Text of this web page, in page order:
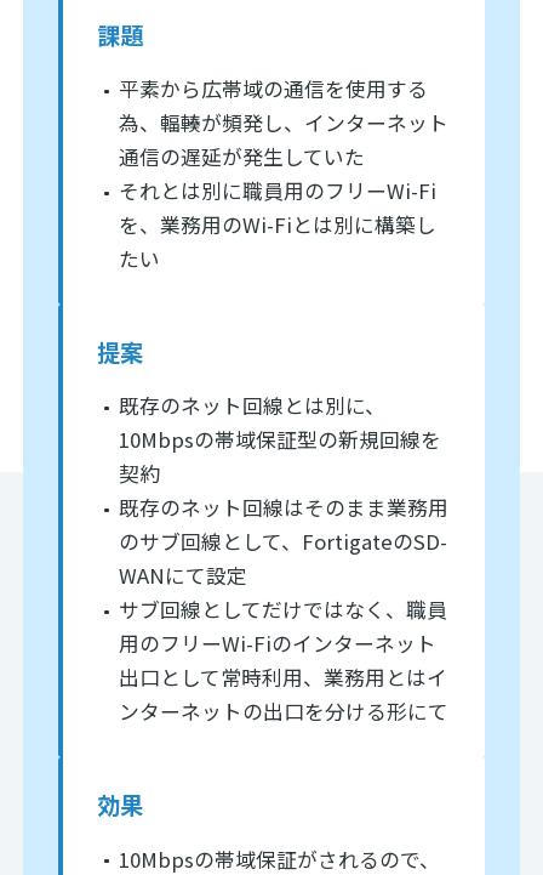
課題
平素から広帯域の通信を使用する
為、輻輳が頻発し、インターネット
通信の遅延が発生していた
それとは別に職員用のフリーWi-Fi
を、業務用のWi-Fiとは別に構築し
たい
提案
既存のネット回線とは別に、
10Mbpsの帯域保証型の新規回線を
契約
既存のネット回線はそのまま業務用
のサブ回線として、FortigateのSD-
WANにて設定
サブ回線としてだけではなく、職員
用のフリーWi-Fiのインターネット
出口として常時利用、業務用とはイ
ンターネットの出口を分ける形にて
効果
10Mbpsの帯域保証がされるので、